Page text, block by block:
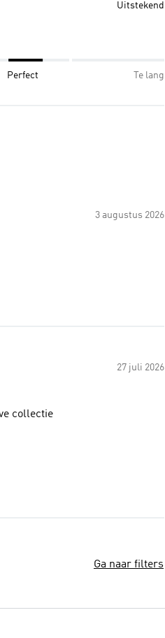
Uitstekend
Perfect Te lang
3 augustus 2026
27 juli 2026
collectie
Ga naar filters